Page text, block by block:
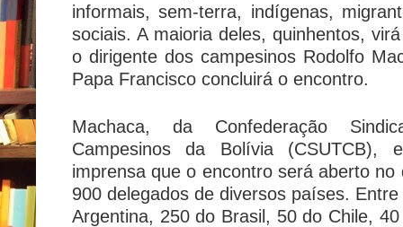
informais, sem-terra, indígenas,
sociais. A maioria deles, quinhentos,
o dirigente dos campesinos Rodolfo
Papa Francisco concluirá o encontro.
Machaca, da Confederação
Campesinos da Bolívia (CSUTCB),
imprensa que o encontro será aberto
900 delegados de diversos países.
Argentina, 250 do Brasil, 50 do Chile,